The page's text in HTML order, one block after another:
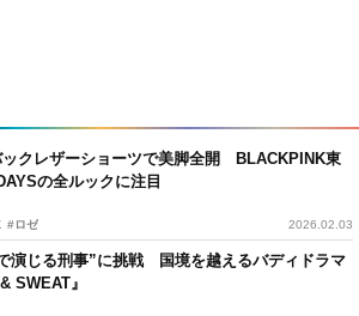
ックレザーショーツで美脚全開 BLACKPINK東
の全ルックに注目
#ロゼ 2026.02.03
演じる刑事”に挑戦 国境を越えるバディドラマ
SWEAT』